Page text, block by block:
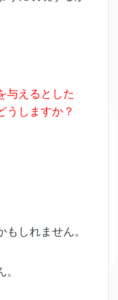
与えるとした
うしますか？
しれません。